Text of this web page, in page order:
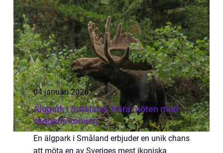
marken kring ...
04 januari 2026
Älgpark i Småland: Nära möten med
skogens konung
En älgpark i Småland erbjuder en unik chans
att möta en av Sveriges mest ikoniska